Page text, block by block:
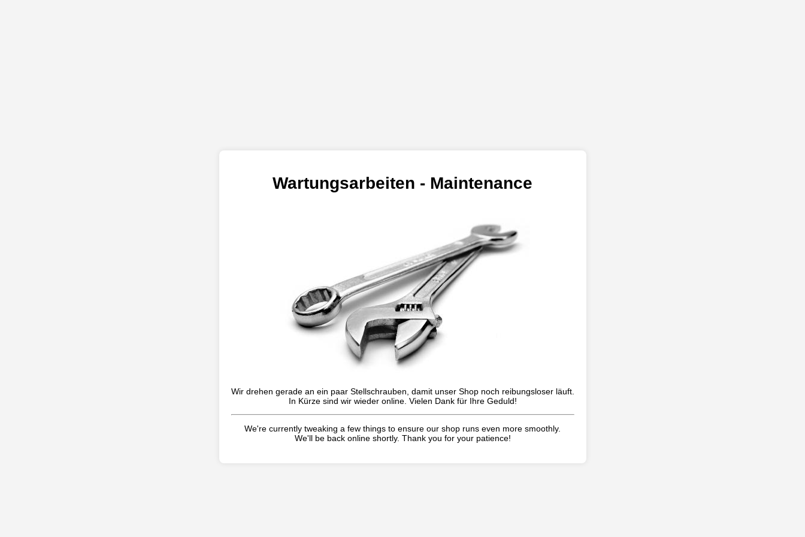
Wartungsarbeiten - Maintenance
Wir drehen gerade an ein paar Stellschrauben, damit unser Shop noch reibungsloser läuft.
In Kürze sind wir wieder online. Vielen Dank für Ihre Geduld!
We're currently tweaking a few things to ensure our shop runs even more smoothly.
We'll be back online shortly. Thank you for your patience!